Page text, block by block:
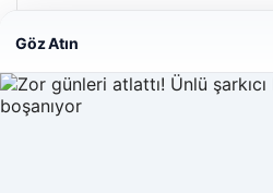
Web sitemizi nasıl kullandığınızı
Göz Atın